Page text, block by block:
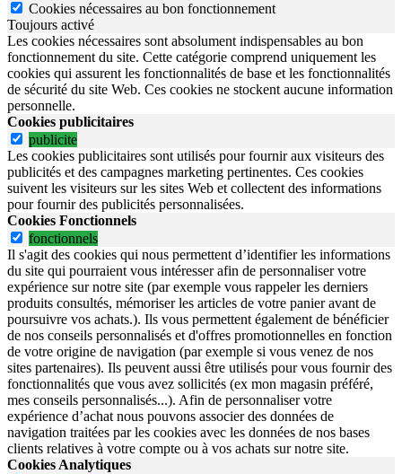
Cookies nécessaires au bon fonctionnement
Toujours activé
Les cookies nécessaires sont absolument indispensables au bon
fonctionnement du site. Cette catégorie comprend uniquement les
cookies qui assurent les fonctionnalités de base et les fonctionnalités
de sécurité du site Web. Ces cookies ne stockent aucune information
personnelle.
Cookies publicitaires
publicite
Les cookies publicitaires sont utilisés pour fournir aux visiteurs des
publicités et des campagnes marketing pertinentes. Ces cookies
suivent les visiteurs sur les sites Web et collectent des informations
pour fournir des publicités personnalisées.
Cookies Fonctionnels
fonctionnels
Il s'agit des cookies qui nous permettent d’identifier les informations
du site qui pourraient vous intéresser afin de personnaliser votre
expérience sur notre site (par exemple vous rappeler les derniers
produits consultés, mémoriser les articles de votre panier avant de
poursuivre vos achats.). Ils vous permettent également de bénéficier
de nos conseils personnalisés et d'offres promotionnelles en fonction
de votre origine de navigation (par exemple si vous venez de nos
sites partenaires). Ils peuvent aussi être utilisés pour vous fournir des
fonctionnalités que vous avez sollicités (ex mon magasin préféré,
mes conseils personnalisés...). Afin de personnaliser votre
expérience d’achat nous pouvons associer des données de
navigation traitées par les cookies avec les données de nos bases
clients relatives à votre compte ou à vos achats sur notre site.
Cookies Analytiques